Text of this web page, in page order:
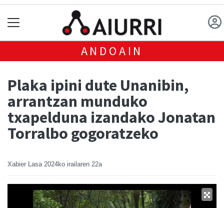
ANDOAIN
Plaka ipini dute Unanibin,
arrantzan munduko
txapelduna izandako Jonatan
Torralbo gogoratzeko
Xabier Lasa 2024ko irailaren 22a